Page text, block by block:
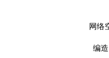
网络
编